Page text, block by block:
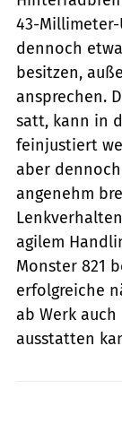
43-
dennoch
besitzen,
ansprechen.
satt, kann in
feinjustiert
aber
angenehm
agilem
Monster 821
erfolgreiche
ab Werk
ausstatten